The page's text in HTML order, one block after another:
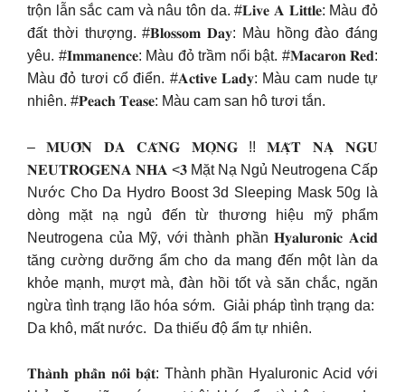
trộn lẫn sắc cam và nâu tôn da. #𝐋𝐢𝐯𝐞 𝐀 𝐋𝐢𝐭𝐭𝐥𝐞: Màu đỏ
đất thời thượng. #𝐁𝐥𝐨𝐬𝐬𝐨𝐦 𝐃𝐚𝐲: Màu hồng đào đáng
yêu. #𝐈𝐦𝐦𝐚𝐧𝐞𝐧𝐜𝐞: Màu đỏ trầm nổi bật. #𝐌𝐚𝐜𝐚𝐫𝐨𝐧 𝐑𝐞𝐝:
Màu đỏ tươi cổ điển. #𝐀𝐜𝐭𝐢𝐯𝐞 𝐋𝐚𝐝𝐲: Màu cam nude tự
nhiên. #𝐏𝐞𝐚𝐜𝐡 𝐓𝐞𝐚𝐬𝐞: Màu cam san hô tươi tắn.
– 𝐌𝐔𝐎̂́𝐍 𝐃𝐀 𝐂𝐀̆𝐍𝐆 𝐌𝐎̣𝐍𝐆 !! 𝐌𝐀̣̆𝐓 𝐍𝐀̣ 𝐍𝐆𝐔̉
𝐍𝐄𝐔𝐓𝐑𝐎𝐆𝐄𝐍𝐀 𝐍𝐇𝐀 <𝟑 Mặt Nạ Ngủ Neutrogena Cấp
Nước Cho Da Hydro Boost 3d Sleeping Mask 50g là
dòng mặt nạ ngủ đến từ thương hiệu mỹ phẩm
Neutrogena của Mỹ, với thành phần 𝐇𝐲𝐚𝐥𝐮𝐫𝐨𝐧𝐢𝐜 𝐀𝐜𝐢𝐝
tăng cường dưỡng ẩm cho da mang đến một làn da
khỏe mạnh, mượt mà, đàn hồi tốt và săn chắc, ngăn
ngừa tình trạng lão hóa sớm. ️ Giải pháp tình trạng da: ️
Da khô, mất nước. ️ Da thiếu độ ẩm tự nhiên.
𝐓𝐡𝐚̀𝐧𝐡 𝐩𝐡𝐚̂̀𝐧 𝐧𝐨̂̉𝐢 𝐛𝐚̣̂𝐭: Thành phần Hyaluronic Acid với